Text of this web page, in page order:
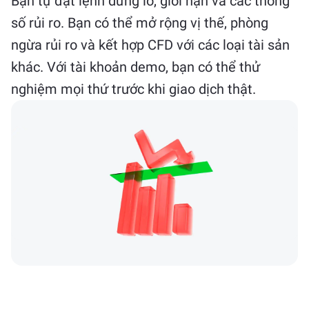
số rủi ro. Bạn có thể mở rộng vị thế, phòng
ngừa rủi ro và kết hợp CFD với các loại tài sản
khác. Với tài khoản demo, bạn có thể thử
nghiệm mọi thứ trước khi giao dịch thật.